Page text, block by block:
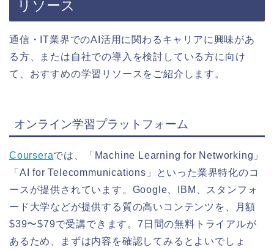
リソース
通信・IT業界でのAI活用に関わるキャリアに興味があ
る方、または自社での導入を検討している方に向け
て、おすすめの学習リソースをご紹介します。
オンライン学習プラットフォーム
Courseraでは、「Machine Learning for Networking」
「AI for Telecommunications」といった業界特化のコ
ースが提供されています。Google、IBM、スタンフォ
ード大学などが提供する質の高いコンテンツを、月額
$39〜$79で受講できます。7日間の無料トライアルが
あるため、まずは内容を確認してみるとよいでしょ